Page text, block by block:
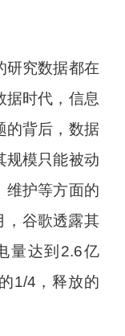
研究数据都在
据时代，信息
的背后，数据
规模只能被动
维护等方面的
，谷歌透露其
量达到2.6亿
1/4，释放的